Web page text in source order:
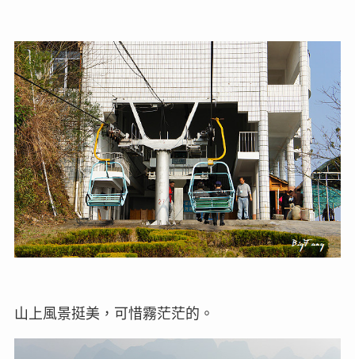
山上風景挺美，可惜霧茫茫的。